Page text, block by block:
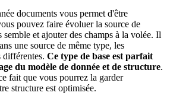
documents vous permet d'être
pouvez faire évoluer la source de
et ajouter des champs à la volée. Il
une source de même type, les
différentes. Ce type de base est parfait
du modèle de donnée et de structure.
fait que vous pourrez la garder
structure est optimisée.